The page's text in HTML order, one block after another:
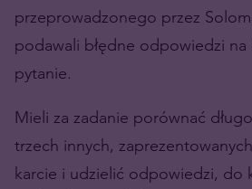
przeprowadzonego przez
podawali błędne odpowiedzi
pytanie.
Mieli za zadanie porównać
trzech innych,
karcie i udzielić odpowiedzi, do